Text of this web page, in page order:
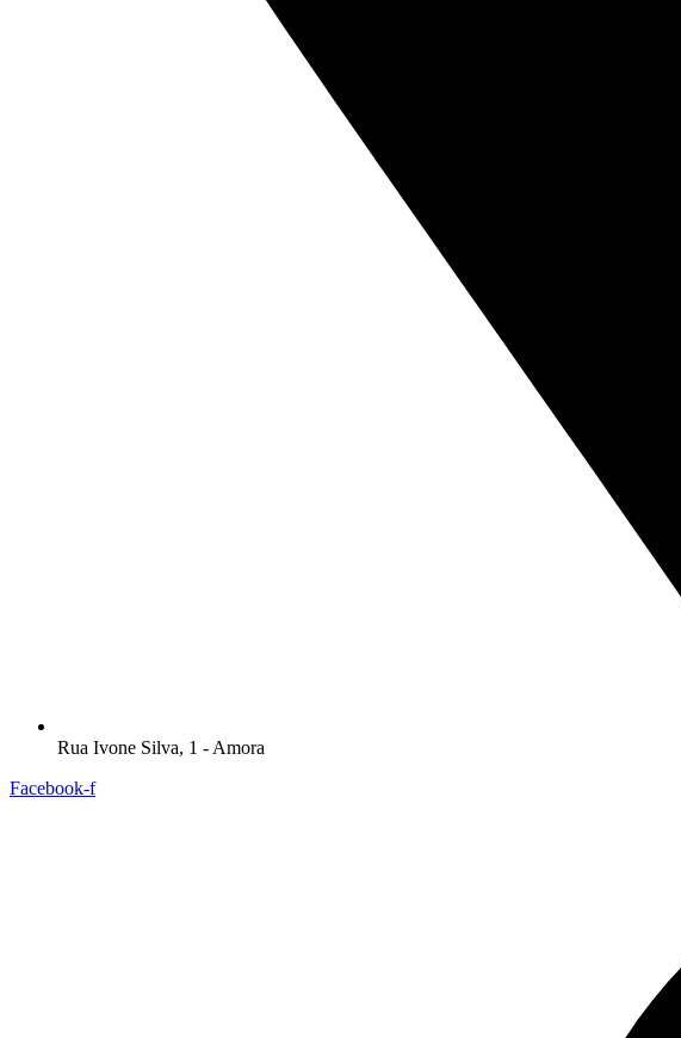
Rua Ivone Silva, 1 - Amora
Facebook-f